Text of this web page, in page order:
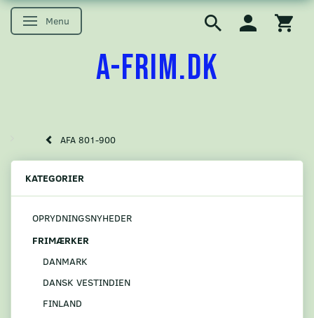
Skifte navigation
Menu
A-FRIM.DK
AFA 801-900
KATEGORIER
OPRYDNINGSNYHEDER
FRIMÆRKER
DANMARK
DANSK VESTINDIEN
FINLAND